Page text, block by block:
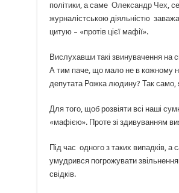
політики, а саме Олександр Чех,
журналістською діяльністю
цитую – «протів цієї мафії».
Вислухавши такі звинувачення
А тим паче, що мало не в кожному
депутата Рожка людину? Так
Для того, щоб розвіяти всі наші
«мафією». Проте зі здивуванням
Під час одного з таких випадків,
умудрився погрожувати
свідків.